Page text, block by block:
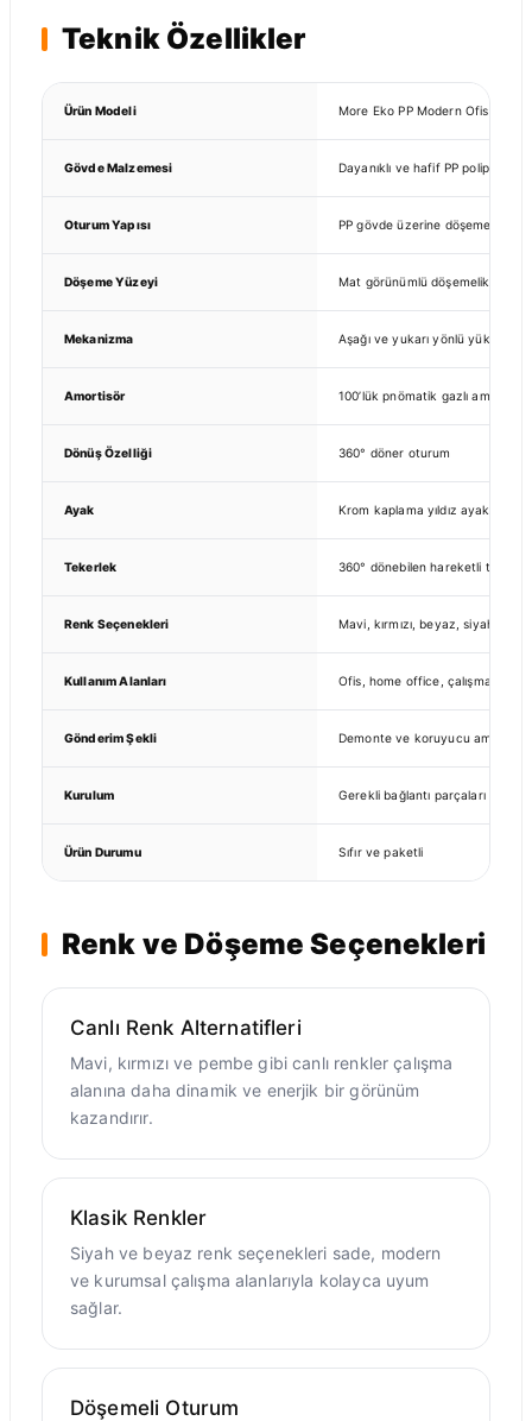
Teknik Özellikler
Ürün Modeli More Eko PP Modern Ofis
Gövde Malzemesi Dayanıklı ve hafif PP
Oturum Yapısı PP gövde üzerine döşemeli
Döşeme Yüzeyi Mat görünümlü döşemelik yüzey
Mekanizma Aşağı ve yukarı yönlü yükseklik
Amortisör 100’lük pnömatik gazlı amortisör
Dönüş Özelliği 360° döner oturum
Ayak Krom kaplama yıldız ayak
Tekerlek 360° dönebilen hareketli
Renk Seçenekleri Mavi, kırmızı, beyaz, siyah,
Kullanım Alanları Ofis, home office, çalışma
Gönderim Şekli Demonte ve koruyucu ambalajlı
Kurulum Gerekli bağlantı parçaları paket
Ürün Durumu Sıfır ve paketli
Renk ve Döşeme Seçenekleri
Canlı Renk Alternatifleri
Mavi, kırmızı ve pembe gibi canlı renkler çalışma
alanına daha dinamik ve enerjik bir görünüm
kazandırır.
Klasik Renkler
Siyah ve beyaz renk seçenekleri sade, modern
ve kurumsal çalışma alanlarıyla kolayca uyum
sağlar.
Döşemeli Oturum